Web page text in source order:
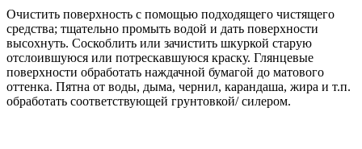
Очистить поверхность с помощью подходящего чистящего
средства; тщательно промыть водой и дать поверхности
высохнуть. Соскоблить или зачистить шкуркой старую
отслоившуюся или потрескавшуюся краску. Глянцевые
поверхности обработать наждачной бумагой до матового
оттенка. Пятна от воды, дыма, чернил, карандаша, жира и т.п.
обработать соответствующей грунтовкой/ силером.